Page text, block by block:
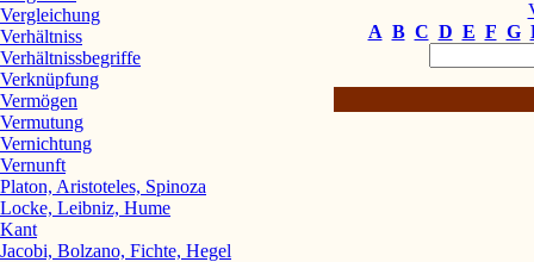
A B C D E F G
Vergleichung
Verhältniss
Verhältnissbegriffe
Verknüpfung
Vermögen
Vermutung
Vernichtung
Vernunft
Platon, Aristoteles, Spinoza
Locke, Leibniz, Hume
Kant
Jacobi, Bolzano, Fichte, Hegel